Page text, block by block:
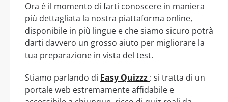
Ora è il momento di farti conoscere in maniera
più dettagliata la nostra piattaforma online,
disponibile in più lingue e che siamo sicuro potrà
darti davvero un grosso aiuto per migliorare la
tua preparazione in vista del test.
Stiamo parlando di Easy Quizzz : si tratta di un
portale web estremamente affidabile e